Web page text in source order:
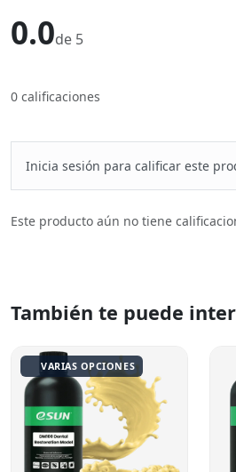
0.0de 5
0 calificaciones
Inicia sesión para calificar este
Este producto aún no tiene
También te puede
VARIAS OPCIONES